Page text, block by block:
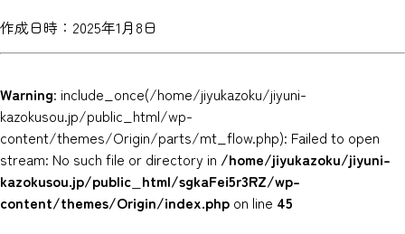
作成日時：2025年1月8日
Warning: include_once(/home/jiyukazoku/jiyuni-
kazokusou.jp/public_html/wp-
content/themes/Origin/parts/mt_flow.php): Failed to open
stream: No such file or directory in /home/jiyukazoku/jiyuni-
kazokusou.jp/public_html/sgkaFei5r3RZ/wp-
content/themes/Origin/index.php on line 45